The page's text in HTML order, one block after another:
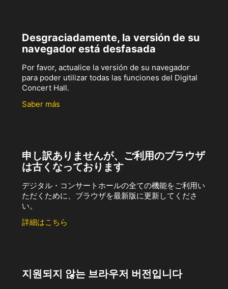
Desgraciadamente, la versión de su
navegador está desfasada
Por favor, actualice la versión de su navegador
para poder utilizar todas las funciones del Digital
Concert Hall.
Saber más
申し訳ありませんが、ご利用のブラウザ
は古くなっております
デジタル・コンサートホールの全ての機能をご利用い
ただくために、ブラウザを最新版に更新してくださ
い。
詳細はこちら
지원되지 않는 브라우저 버전입니다